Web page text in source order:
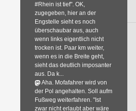
#Rhein ist tief". OK,
zugegeben, hier an der
Engstelle sieht es noch
überschaubar aus, auch
wenn links eigentlich nicht
trocken ist. Paar km weiter,
wenn es in die Breite geht,
sieht das deutlich imposanter
aus. Da k...
Aha. Mofafahrer wird von
der Pol angehalten. Soll aufm
Fußweg weiterfahren. "Ist
zwar nicht erlaubt aber wäre